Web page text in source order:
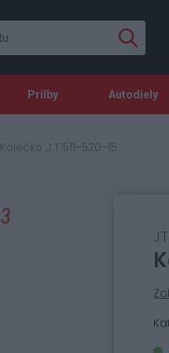
Prilby Autodiely
Kolečko J.T.511-520-15